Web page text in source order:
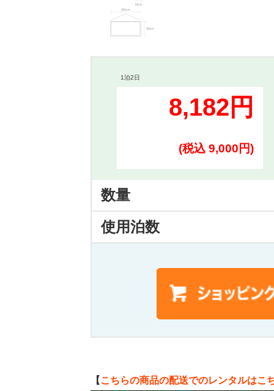
1泊2日
8,182円
(税込 9,000円)
数量
使用泊数
【こちらの商品の配送でのレンタルはこ